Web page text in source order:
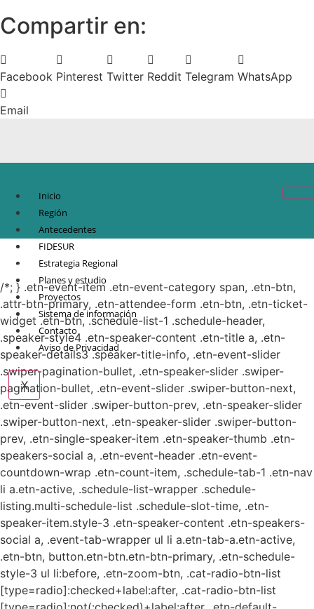
Compartir en:
Facebook Pinterest Twitter Reddit Telegram WhatsApp
Email
Inicio
Región
Antecedentes
FIDESUR
Estrategia Regional
Planes y estudio
Proyectos
Sistema de información
Contacto
Aviso de Privacidad
X
© Copyright 2021.
Sureste.
/*; } .etn-event-item .etn-event-category span, .etn-btn,
.attr-btn-primary, .etn-attendee-form .etn-btn, .etn-ticket-
widget .etn-btn, .schedule-list-1 .schedule-header,
.speaker-style4 .etn-speaker-content .etn-title a, .etn-
speaker-details3 .speaker-title-info, .etn-event-slider
.swiper-pagination-bullet, .etn-speaker-slider .swiper-
pagination-bullet, .etn-event-slider .swiper-button-next,
.etn-event-slider .swiper-button-prev, .etn-speaker-slider
.swiper-button-next, .etn-speaker-slider .swiper-button-
prev, .etn-single-speaker-item .etn-speaker-thumb .etn-
speakers-social a, .etn-event-header .etn-event-
countdown-wrap .etn-count-item, .schedule-tab-1 .etn-nav
li a.etn-active, .schedule-list-wrapper .schedule-
listing.multi-schedule-list .schedule-slot-time, .etn-
speaker-item.style-3 .etn-speaker-content .etn-speakers-
social a, .event-tab-wrapper ul li a.etn-tab-a.etn-active,
.etn-btn, button.etn-btn.etn-btn-primary, .etn-schedule-
style-3 ul li:before, .etn-zoom-btn, .cat-radio-btn-list
[type=radio]:checked+label:after, .cat-radio-btn-list